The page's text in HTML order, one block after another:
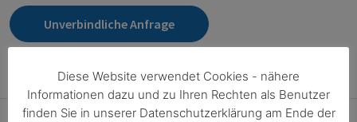
Unverbindliche Anfrage
Diese Website verwendet Cookies - nähere
Informationen dazu und zu Ihren Rechten als Benutzer
finden Sie in unserer Datenschutzerklärung am Ende der